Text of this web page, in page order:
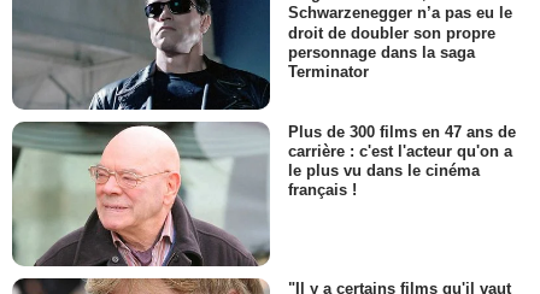
Schwarzenegger n’a pas eu le
droit de doubler son propre
personnage dans la saga
Terminator
Plus de 300 films en 47 ans de
carrière : c'est l'acteur qu'on a
le plus vu dans le cinéma
français !
"Il y a certains films qu'il vaut